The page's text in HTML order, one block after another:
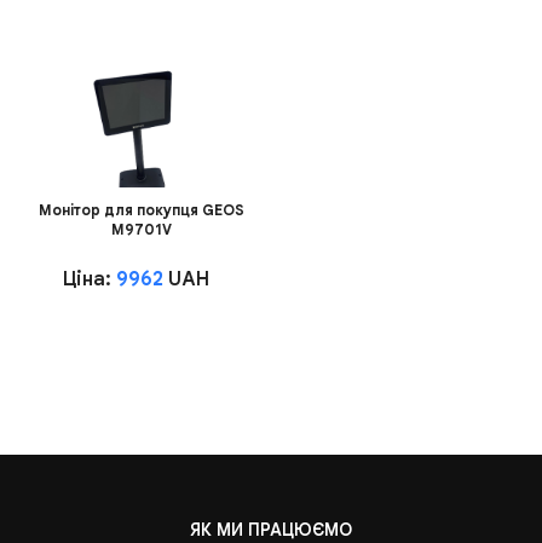
Монітор для покупця GEOS
M9701V
Ціна: 9962 UAH
ЯК МИ ПРАЦЮЄМО